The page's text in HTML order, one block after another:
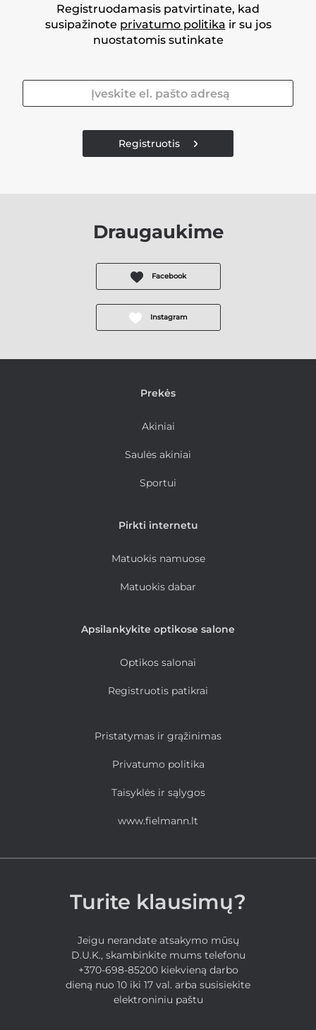
Registruodamasis patvirtinate, kad
susipažinote privatumo politika ir su jos
nuostatomis sutinkate
Registruotis
Draugaukime
Facebook
Instagram
Prekės
Akiniai
Saulės akiniai
Sportui
Pirkti internetu
Matuokis namuose
Matuokis dabar
Apsilankykite optikose salone
Optikos salonai
Registruotis patikrai
Pristatymas ir grąžinimas
Privatumo politika
Taisyklės ir sąlygos
www.fielmann.lt
Turite klausimų?
Jeigu nerandate atsakymo mūsų
D.U.K., skambinkite mums telefonu
+370-698-85200 kiekvieną darbo
dieną nuo 10 iki 17 val. arba susisiekite
elektroniniu paštu